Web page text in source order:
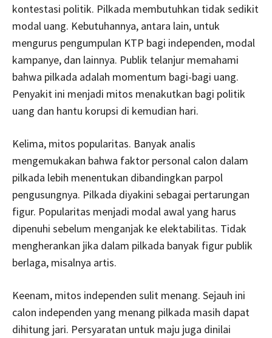
kontestasi politik. Pilkada membutuhkan tidak sedikit
modal uang. Kebutuhannya, antara lain, untuk
mengurus pengumpulan KTP bagi independen, modal
kampanye, dan lainnya. Publik telanjur memahami
bahwa pilkada adalah momentum bagi-bagi uang.
Penyakit ini menjadi mitos menakutkan bagi politik
uang dan hantu korupsi di kemudian hari.
Kelima, mitos popularitas. Banyak analis
mengemukakan bahwa faktor personal calon dalam
pilkada lebih menentukan dibandingkan parpol
pengusungnya. Pilkada diyakini sebagai pertarungan
figur. Popularitas menjadi modal awal yang harus
dipenuhi sebelum menganjak ke elektabilitas. Tidak
mengherankan jika dalam pilkada banyak figur publik
berlaga, misalnya artis.
Keenam, mitos independen sulit menang. Sejauh ini
calon independen yang menang pilkada masih dapat
dihitung jari. Persyaratan untuk maju juga dinilai